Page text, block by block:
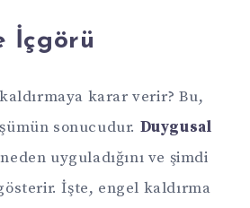
İçgörü
karar verir? Bu,
sonucudur. Duygusal
uyguladığını ve şimdi
İşte, engel kaldırma